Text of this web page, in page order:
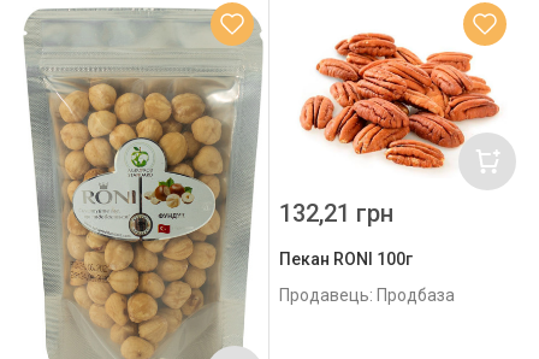
Пекан RONI 100г
Продавець: Продбаза
132,21 грн